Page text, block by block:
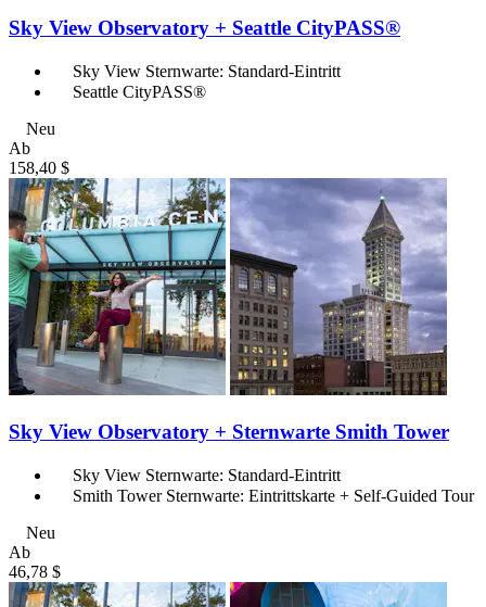
Sky View Observatory + Seattle CityPASS®
Sky View Sternwarte: Standard-Eintritt
Seattle CityPASS®
Neu
Ab
158,40 $
Sky View Observatory + Sternwarte Smith Tower
Sky View Sternwarte: Standard-Eintritt
Smith Tower Sternwarte: Eintrittskarte + Self-Guided Tour
Neu
Ab
46,78 $